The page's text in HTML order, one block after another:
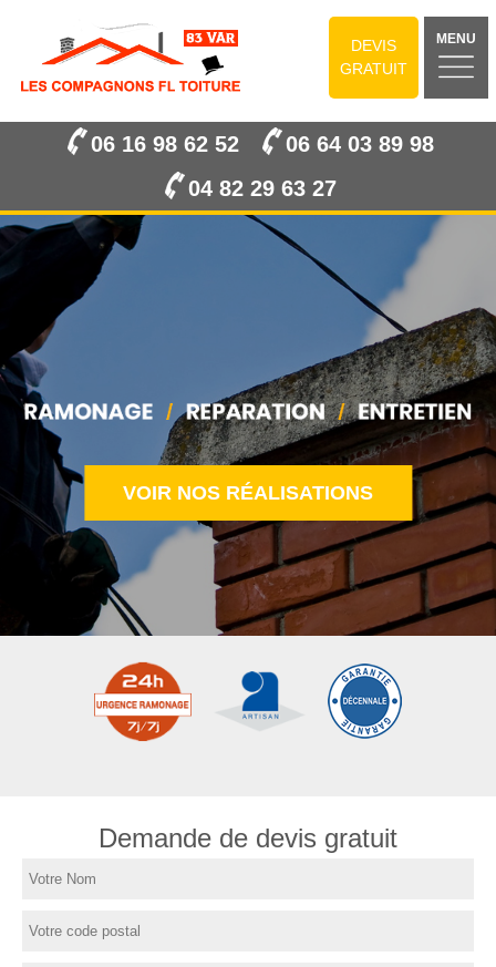
DEVIS
GRATUIT
MENU
06 16 98 62 52
06 64 03 89 98
04 82 29 63 27
VOIR NOS RÉALISATIONS
Demande de devis gratuit